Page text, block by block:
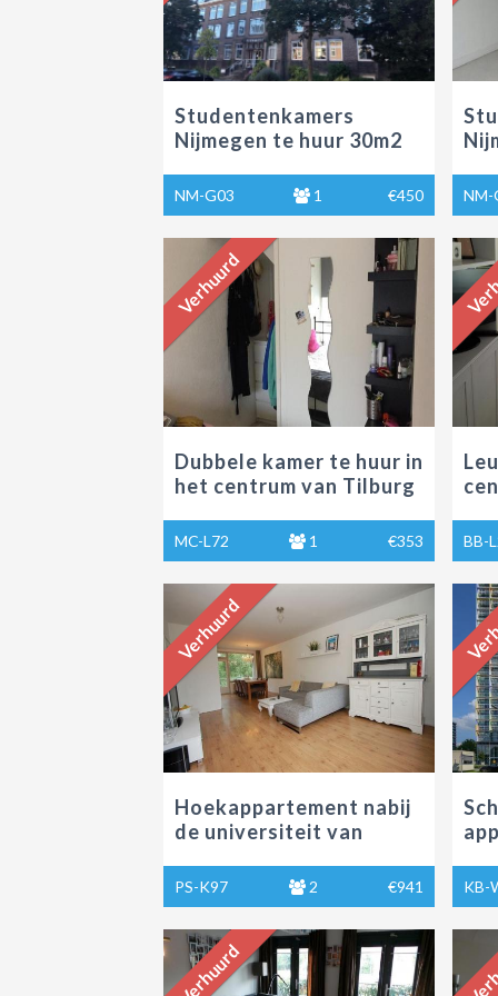
Studentenkamers
Nijmegen te huur 30m2
NM-G03 1 €450 NM-
Verhuurd
Dubbele kamer te huur in
het centrum van Tilburg
MC-L72 1 €353 BB-
Verhuurd
Hoekappartement nabij
de universiteit van
PS-K97 2 €941 KB-
Verhuurd